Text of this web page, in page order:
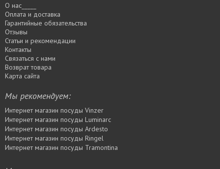
О нас_____
Оплата и доставка
Гарантийные обязательства
Отзывы
Статьи и рекомендации
Контакты
Связаться с нами
Возврат товара
Карта сайта
Мы рекомендуем:
Интернет магазин посуды Vinzer
Интернет магазин посуды Luminarc
Интернет магазин посуды Ardesto
Интернет магазин посуды Rіngel
Интернет магазин посуды Tramontina